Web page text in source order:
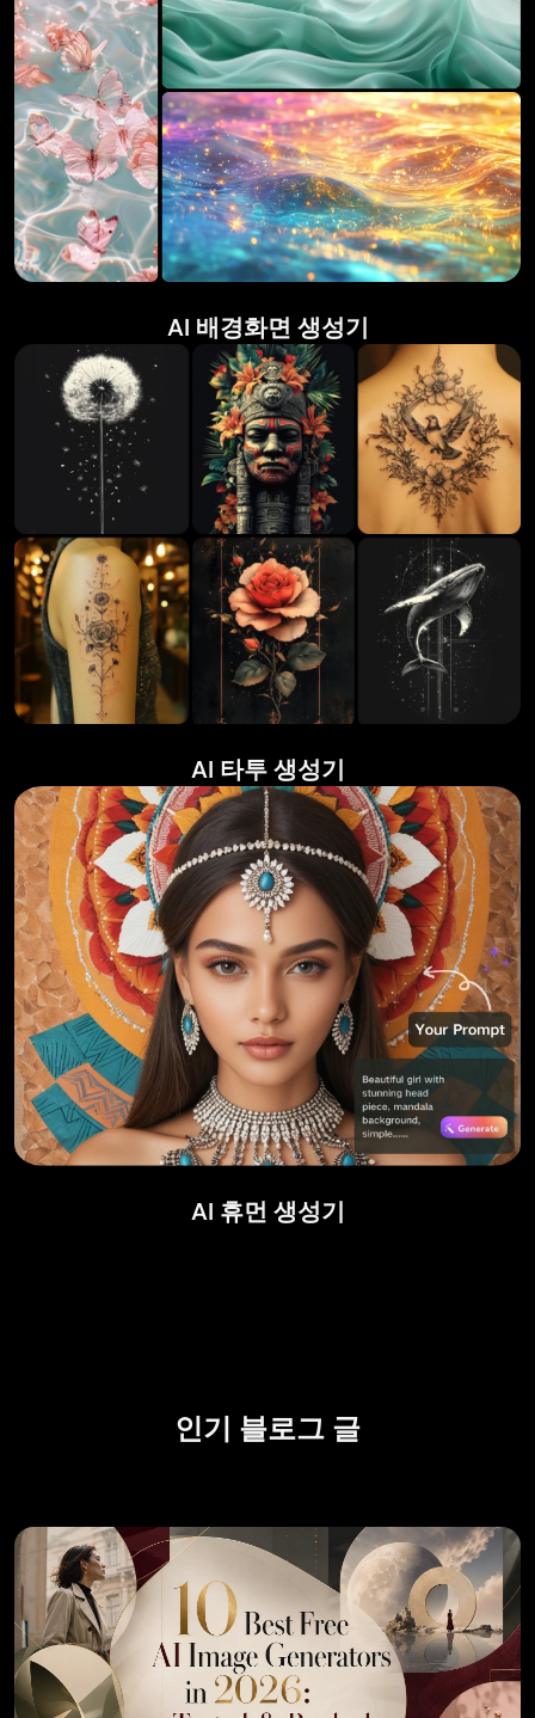
AI 배경화면 생성기
AI 타투 생성기
AI 휴먼 생성기
인기 블로그 글